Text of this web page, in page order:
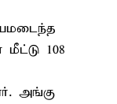
108
அங்கு